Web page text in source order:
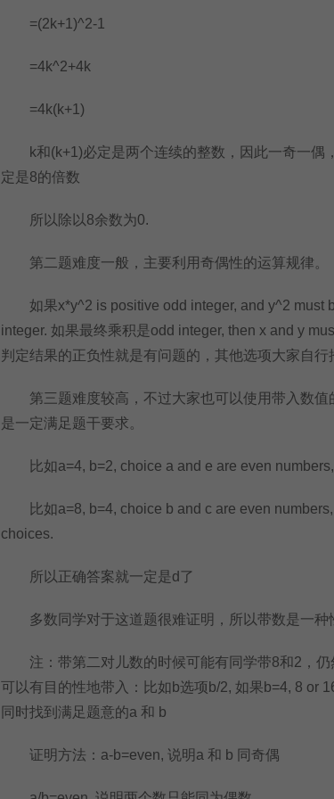
=(2k+1)^2-1
=4k^2+4k
=4k(k+1)
k和(k+1)必定是两个连续的整数，因此一奇一偶
定是8的倍数
所以除以8余数为0.
第二题难度一般，主要利用奇偶性的运算规律。
如果x*y^2 is positive odd integer, and y^2 must
integer. 如果最终乘积是odd integer, then x and y
判定结果的正负性就是有问题的，其他选项大家自行
第三题难度较高，不过大家也可以使用带入数值
是一定满足题干要求。
比如a=4, b=2, choice a and e are even numbers,
比如a=8, b=4, choice b and c are even numbers,
choices.
所以正确答案就一定是d了
多数同学对于这道题很难证明，所以带数是一种
注：带第二对儿数的时候可能有同学带8和2，仍
可以有目的性地带入：比如b选项b/2, 如果b=4, 8 or
同时找到满足题意的a 和 b
证明方法：a-b=even, 说明a 和 b 同奇偶